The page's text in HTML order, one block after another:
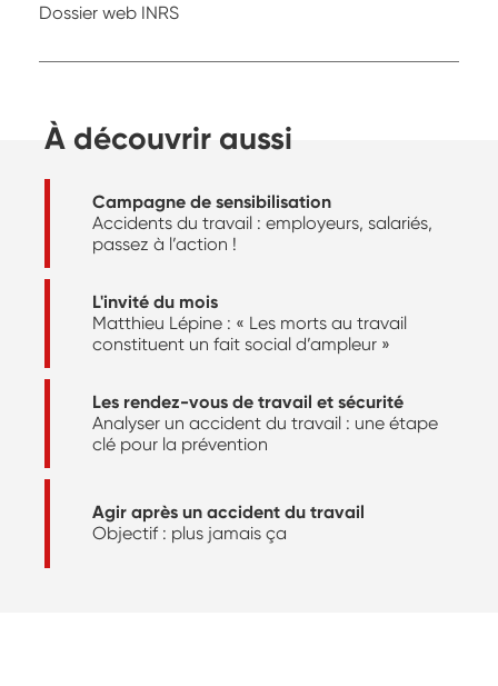
Dossier web INRS
À découvrir aussi
Campagne de sensibilisation
Accidents du travail : employeurs, salariés,
passez à l’action !
L'invité du mois
Matthieu Lépine : « Les morts au travail
constituent un fait social d’ampleur »
Les rendez-vous de travail et sécurité
Analyser un accident du travail : une étape
clé pour la prévention
Agir après un accident du travail
Objectif : plus jamais ça